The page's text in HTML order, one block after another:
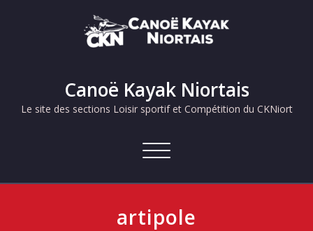
Canoë Kayak Niortais
Le site des sections Loisir sportif et Compétition du CKNiort
Afficher/masquer
navigation
artipole